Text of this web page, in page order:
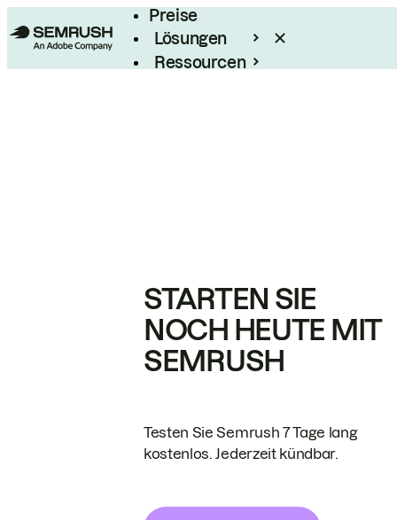
Preise
Lösungen
Ressourcen
STARTEN SIE
NOCH HEUTE MIT
SEMRUSH
Testen Sie Semrush 7 Tage lang
kostenlos. Jederzeit kündbar.